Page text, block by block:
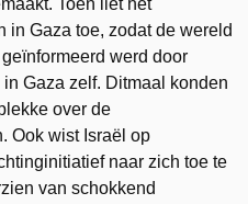
Toen liet het
in Gaza toe, zodat de wereld
werd door
Gaza zelf. Ditmaal konden
over de
Ook wist Israël op
naar zich toe te
van schokkend